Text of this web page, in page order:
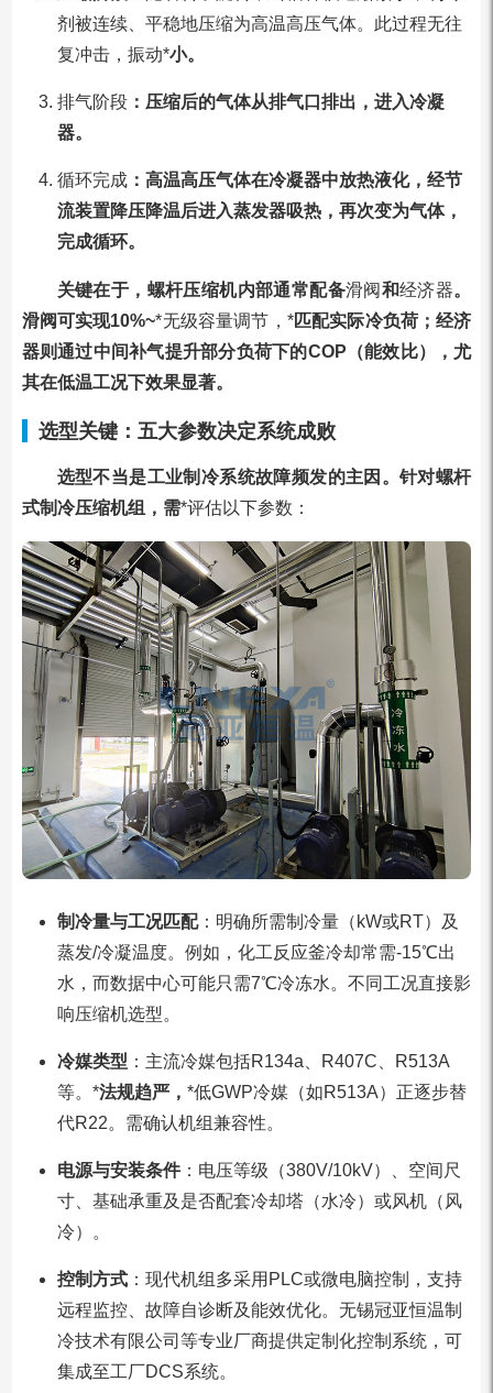
剂被连续、平稳地压缩为高温高压气体。此过程无往
复冲击，振动*小。
排气阶段：压缩后的气体从排气口排出，进入冷凝
器。
循环完成：高温高压气体在冷凝器中放热液化，经节
流装置降压降温后进入蒸发器吸热，再次变为气体，
完成循环。
关键在于，螺杆压缩机内部通常配备滑阀和经济器。
滑阀可实现10%~*无级容量调节，*匹配实际冷负荷；经济
器则通过中间补气提升部分负荷下的COP（能效比），尤
其在低温工况下效果显著。
选型关键：五大参数决定系统成败
选型不当是工业制冷系统故障频发的主因。针对螺杆
式制冷压缩机组，需*评估以下参数：
制冷量与工况匹配：明确所需制冷量（kW或RT）及
蒸发/冷凝温度。例如，化工反应釜冷却常需-15℃出
水，而数据中心可能只需7℃冷冻水。不同工况直接影
响压缩机选型。
冷媒类型 ：主流冷媒包括R134a、R407C、R513A
等。*法规趋严， *低GWP冷媒（如R513A）正逐步替
代R22。需确认机组兼容性。
电源与安装条件：电压等级（380V/10kV）、空间尺
寸、基础承重及是否配套冷却塔（水冷）或风机（风
冷）。
控制方式：现代机组多采用PLC或微电脑控制，支持
远程监控、故障自诊断及能效优化。无锡冠亚恒温制
冷技术有限公司等专业厂商提供定制化控制系统，可
集成至工厂DCS系统。